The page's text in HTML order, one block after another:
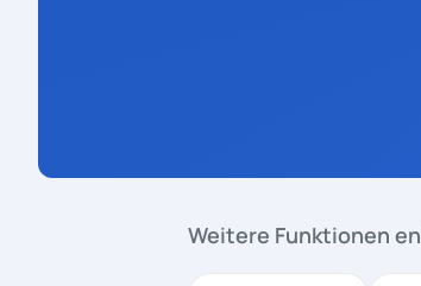
Weitere Funktionen